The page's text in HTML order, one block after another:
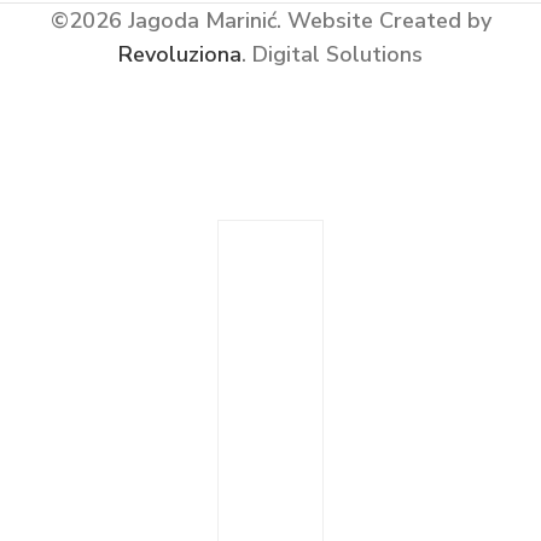
©2026 Jagoda Marinić. Website Created by
Revoluziona. Digital Solutions